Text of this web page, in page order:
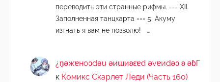
переводить эти странные рифмы. === XII.
Заполненная танцкарта === 5. Акуму
изгнать я вам не позволю! …
¿n̯ǝжɐноɔdǝu ǝиɯиʚεɐd ǝvɐиdǝɔ ʚ ǝɓГ
к Комикс Скарлет Леди (Часть 160)